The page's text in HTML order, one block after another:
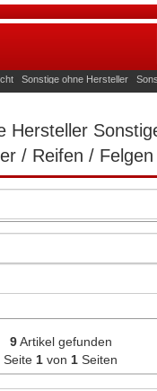
Sonstige ohne Hersteller
Hersteller
/ Reifen / Felgen
9Artikel gefunden
Seite 1 von 1 Seiten